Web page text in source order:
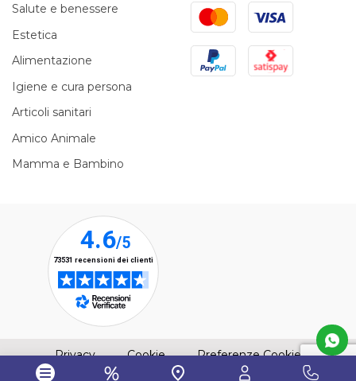
Salute e benessere
Estetica
Alimentazione
Igiene e cura persona
Articoli sanitari
Amico Animale
Mamma e Bambino
MastercardVisa
PayPal Satispay
Privacy(apre una nuova finestra)
Cookie(apre una nuova finestra)
Preferenze Cookie